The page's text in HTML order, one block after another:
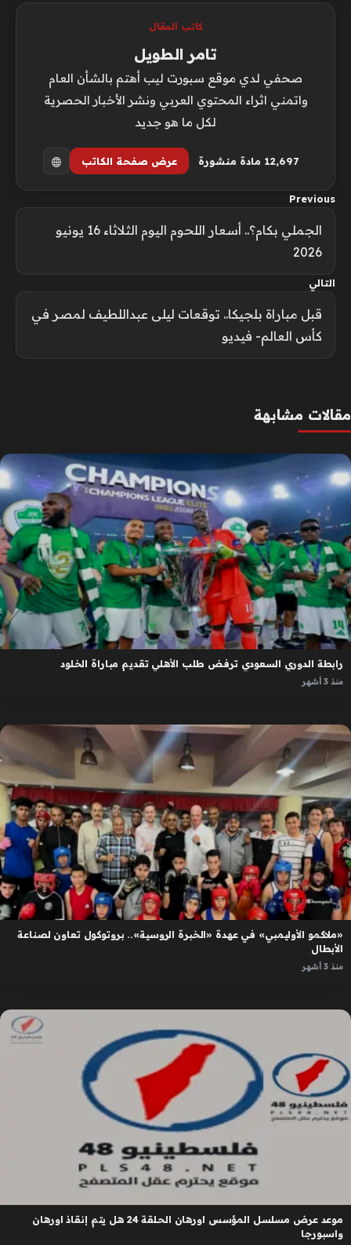
كاتب المقال
تامر الطويل
صحفي لدي موقع سبورت ليب أهتم بالشأن العام
واتمني اثراء المحتوي العربي ونشر الأخبار الحصرية
لكل ما هو جديد
12٬697 مادة منشورة عرض صفحة الكاتب
Previous
الجملي بكام؟.. أسعار اللحوم اليوم الثلاثاء 16 يونيو
2026
التالي
قبل مباراة بلجيكا.. توقعات ليلى عبداللطيف لمصر في
كأس العالم- فيديو
مقالات مشابهة
رابطة الدوري السعودي ترفض طلب الأهلي تقديم مباراة الخلود
منذ 3 أشهر
«ملاكمو الأوليمبي» في عهدة «الخبرة الروسية».. بروتوكول تعاون لصناعة
الأبطال
منذ 3 أشهر
موعد عرض مسلسل المؤسس اورهان الحلقة 24 هل يتم إنقاذ اورهان
واسبورجا